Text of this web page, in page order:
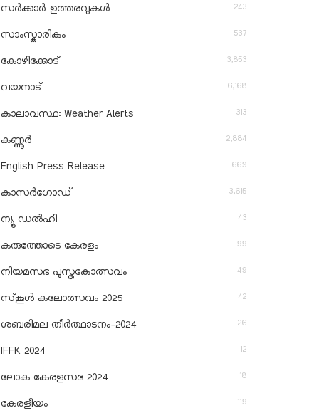
സർക്കാർ ഉത്തരവുകൾ 243
സാംസ്കാരികം 537
കോഴിക്കോട് 3,853
വയനാട് 6,168
കാലാവസ്ഥ: Weather Alerts 313
കണ്ണൂർ 2,884
English Press Release 669
കാസർഗോഡ് 3,615
ന്യൂ ഡൽഹി 43
കരുത്തോടെ കേരളം 99
നിയമസഭ പുസ്തകോത്സവം 49
സ്‌കൂൾ കലോത്സവം 2025 42
ശബരിമല തീര്‍ത്ഥാടനം-2024 26
IFFK 2024 12
ലോക കേരളസഭ 2024 18
കേരളീയം 119